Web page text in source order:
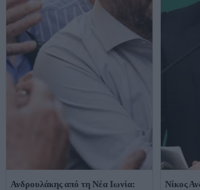
Ανδρουλάκης από τη Νέα Ιωνία:
Νίκος